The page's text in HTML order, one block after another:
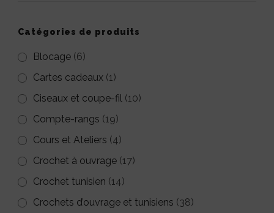
Catégories de produits
Blocage (6)
Cartes cadeaux (1)
Ciseaux et coupe-fil (10)
Compte-rangs (19)
Cours et Ateliers (4)
Crochet à ouvrage (17)
Crochet tunisien (14)
Crochets d’ouvrage et tunisiens (38)